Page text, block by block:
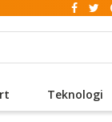
Teknologi